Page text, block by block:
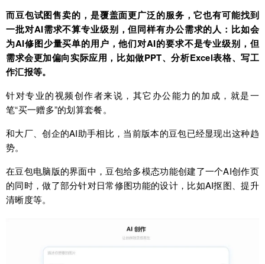
而豆包试图售卖的，是覆盖面更广泛的服务，它也有可能找到
一批对AI需求不算专业级别，但同样有办公需求的人：比如会
为AI修图少量买单的用户，他们对AI的要求不是专业级别，但
需求会更加偏向实际应用，比如做PPT、分析Excel表格、写工
作汇报等。
针对专业的视频创作者来说，其它办公能力的加成，就是一
笔“买一赠多”的划算套餐。
和大厂、创企的AI助手相比，当前版本的豆包已经显现出这种趋
势。
在豆包电脑版的界面中，豆包给多模态功能创建了一个AI创作页
的同时，做了部分针对日常修图功能的设计，比如AI抠图、提升
清晰度等。